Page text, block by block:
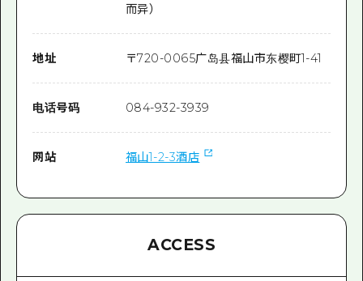
而异）
地址 〒720-0065广岛县福山市东樱町1-41
电话号码 084-932-3939
网站 福山1-2-3酒店
ACCESS